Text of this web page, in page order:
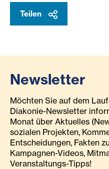
Teilen
Newsletter
Möchten Sie auf dem
Diakonie-Newsletter
Monat über Aktuelles
sozialen Projekten,
Entscheidungen, Fakten
Kampagnen-Videos,
Veranstaltungs-Tipps!